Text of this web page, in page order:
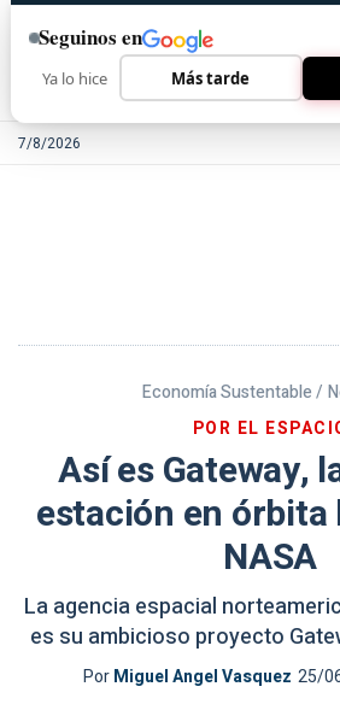
7/8/2026
Economía Sustentable /
POR EL
Así es Gateway,
estación en órbita
NASA
La agencia espacial
es su ambicioso proyecto
PorMiguel Angel Vasquez 25/
Seguinos en
Ya lo hice Más tarde